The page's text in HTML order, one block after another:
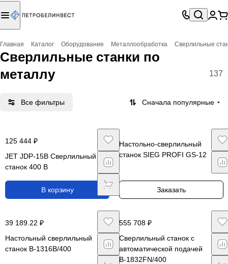
Главная Каталог Оборудование Металлообработка Сверлильные
Сверлильные станки по
металлу
137
Все фильтры Сначала популярные
125 444 ₽
JET JDP-15B Сверлильный
станок 400 В
В корзину
Настольно-сверлильный
станок SIEG PROFI GS-12
Заказать
39 189.22 ₽
Настольный сверлильный
станок B-1316B/400
555 708 ₽
Сверлильный станок с
автоматической подачей
В-1832FN/400